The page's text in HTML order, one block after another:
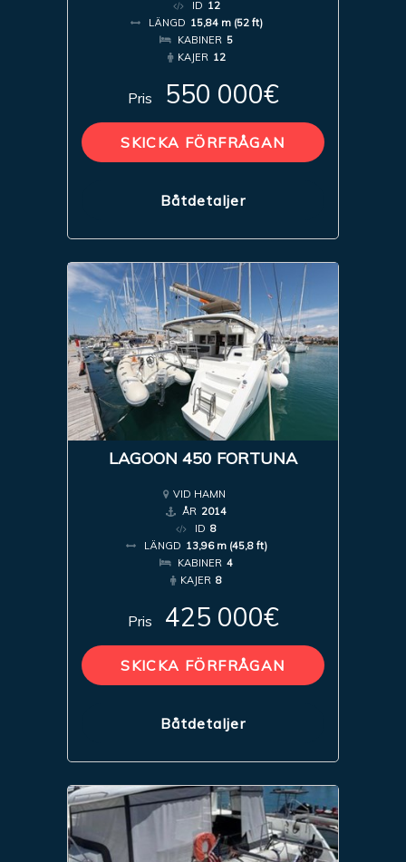
ID 12
LÄNGD 15,84 m (52 ft)
KABINER 5
KAJER 12
Pris 550 000€
SKICKA FÖRFRÅGAN
Båtdetaljer
LAGOON 450 FORTUNA
VID HAMN
ÅR 2014
ID 8
LÄNGD 13,96 m (45,8 ft)
KABINER 4
KAJER 8
Pris 425 000€
SKICKA FÖRFRÅGAN
Båtdetaljer